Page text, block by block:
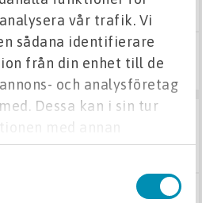
vår trafik. Vi
sådana identifierare
från din enhet till de
och analysföretag
Dessa kan i sin tur
med annan
har tillhandahållit eller
när du har använt deras
Köp